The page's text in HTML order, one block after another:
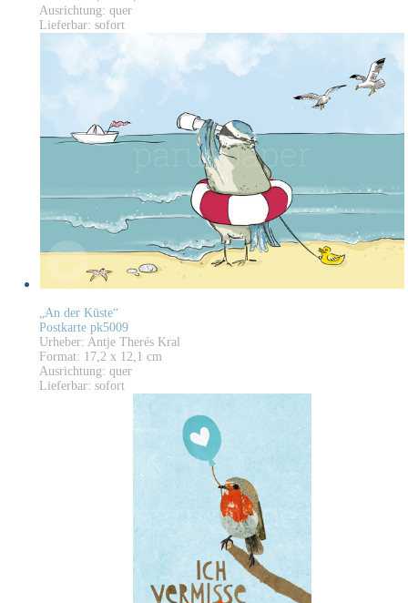
Ausrichtung: quer
Lieferbar: sofort
„An der Küste“
Postkarte pk5009
Urheber: Antje Therés Kral
Format: 17,2 x 12,1 cm
Ausrichtung: quer
Lieferbar: sofort